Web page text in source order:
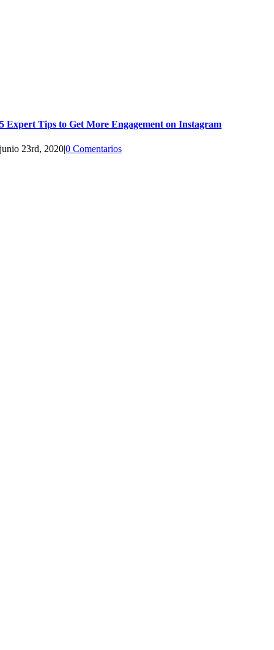
5 Expert Tips to Get More Engagement on Instagram
junio 23rd, 2020|0 Comentarios